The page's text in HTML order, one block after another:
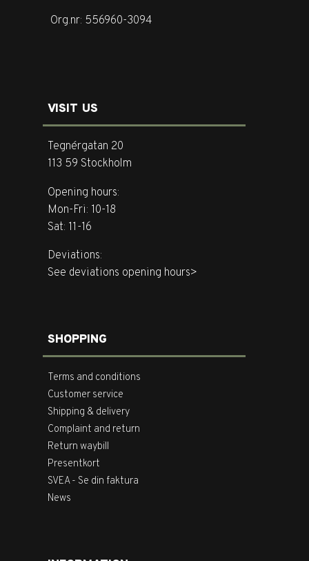
Org.nr: 556960-3094
VISIT US
Tegnérgatan 20
113 59 Stockholm
Opening hours:
Mon-Fri: 10-18
Sat: 11-16
Deviations:
See deviations opening hours>
SHOPPING
Terms and conditions
Customer service
Shipping & delivery
Complaint and return
Return waybill
Presentkort
SVEA - Se din faktura
News